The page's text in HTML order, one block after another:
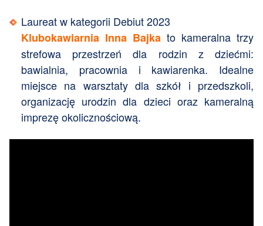
Laureat w kategorii Debiut 2023
Klubokawiarnia Inna Bajka to kameralna trzy
strefowa przestrzeń dla rodzin z dziećmi:
bawialnia, pracownia i kawiarenka. Idealne
miejsce na warsztaty dla szkół i przedszkoli,
organizację urodzin dla dzieci oraz kameralną
imprezę okolicznościową.